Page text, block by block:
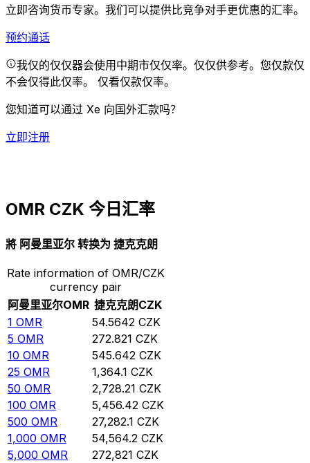
立即咨询货币专家。 我们可以提供比竞争对手更优惠的汇率。
预约通话
我仅的仅仅器会使用中期市仅仅率。仅仅供参考。您仅款仅
不会仅得此仅率。 仅看仅款仅率。
您知道可以通过 Xe 向国外汇款吗？
立即注册
OMR CZK 今日汇率
將 阿曼里亚尔 转换为 捷克克朗
Rate information of OMR/CZK
currency pair
阿曼里亚尔OMR 捷克克朗CZK
1 OMR 54.5642 CZK
5 OMR 272.821 CZK
10 OMR 545.642 CZK
25 OMR 1,364.1 CZK
50 OMR 2,728.21 CZK
100 OMR 5,456.42 CZK
500 OMR 27,282.1 CZK
1,000 OMR 54,564.2 CZK
5,000 OMR 272,821 CZK